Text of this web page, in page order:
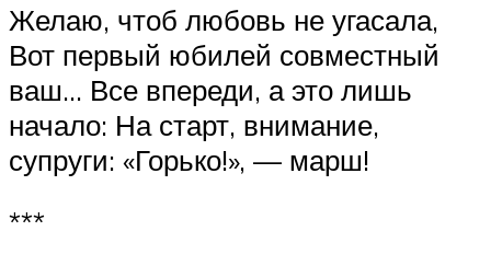
Желаю, чтоб любовь не угасала,
Вот первый юбилей совместный
ваш… Все впереди, а это лишь
начало: На старт, внимание,
супруги: «Горько!», — марш!
***